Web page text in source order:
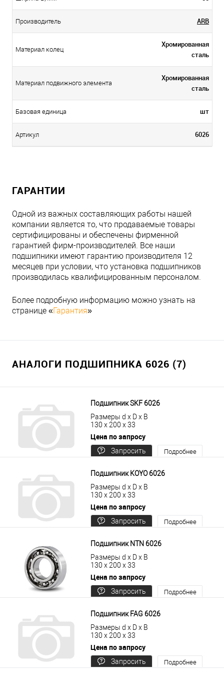
Производитель ARB
Материал колец
Хромированная
сталь
Материал подвижного элемента
Хромированная
сталь
Базовая единица шт
Артикул 6026
ГАРАНТИИ
Одной из важных составляющих работы нашей
компании является то, что продаваемые товары
сертифицированы и обеспечены фирменной
гарантией фирм-производителей. Все наши
подшипники имеют гарантию производителя 12
месяцев при условии, что установка подшипников
производилась квалифицированным персоналом.
Более подробную информацию можно узнать на
странице «Гарантия»
АНАЛОГИ ПОДШИПНИКА 6026 (7)
Подшипник SKF 6026
Размеры d x D x B
130 x 200 x 33
Цена по запросу
Запросить
Подробнее
Подшипник KOYO 6026
Размеры d x D x B
130 x 200 x 33
Цена по запросу
Запросить
Подробнее
Подшипник NTN 6026
Размеры d x D x B
130 x 200 x 33
Цена по запросу
Запросить
Подробнее
Подшипник FAG 6026
Размеры d x D x B
130 x 200 x 33
Цена по запросу
Запросить
Подробнее